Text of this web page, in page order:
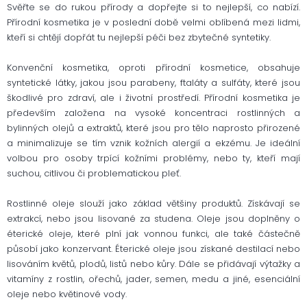
c
í
p
k
y
v
ý
p
i
s
u
Svěřte se do rukou přírody a dopřejte si to nejlepší, co nabízí.
Přírodní kosmetika je v poslední době velmi oblíbená mezi lidmi,
kteří si chtějí dopřát tu nejlepší péči bez zbytečné syntetiky.
Konvenční kosmetika, oproti přírodní kosmetice, obsahuje
syntetické látky, jakou jsou parabeny, ftaláty a sulfáty, které jsou
škodlivé pro zdraví, ale i životní prostředí. Přírodní kosmetika je
především založena na vysoké koncentraci rostlinných a
bylinných olejů a extraktů, které jsou pro tělo naprosto přirozené
a minimalizuje se tím vznik kožních alergií a ekzému. Je ideální
volbou pro osoby trpící kožními problémy, nebo ty, kteří mají
suchou, citlivou či problematickou pleť.
Rostlinné oleje slouží jako základ většiny produktů. Získávají se
extrakcí, nebo jsou lisované za studena. Oleje jsou doplněny o
éterické oleje, které plní jak vonnou funkci, ale také částečně
působí jako konzervant. Éterické oleje jsou získané destilací nebo
lisováním květů, plodů, listů nebo kůry. Dále se přidávají výtažky a
vitamíny z rostlin, ořechů, jader, semen, medu a jiné, esenciální
oleje nebo květinové vody.